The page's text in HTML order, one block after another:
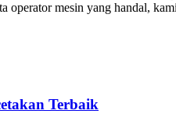
operator mesin yang handal,
Terbaik